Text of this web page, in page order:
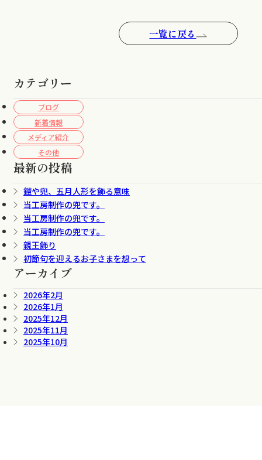
カテゴリー
ブログ
新着情報
メディア紹介
その他
最新の投稿
鎧や兜、五月人形を飾る意味
当工房制作の兜です。
当工房制作の兜です。
当工房制作の兜です。
親王飾り
初節句を迎えるお子さまを想って
アーカイブ
2026年2月
2026年1月
2025年12月
2025年11月
2025年10月
一覧に戻る